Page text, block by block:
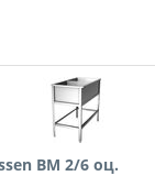
ВМ 2/6 оц.